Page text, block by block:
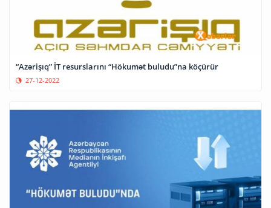
“Azərişıq” İT resurslarını “Hökumət buludu”na köçürür
27-12-2022